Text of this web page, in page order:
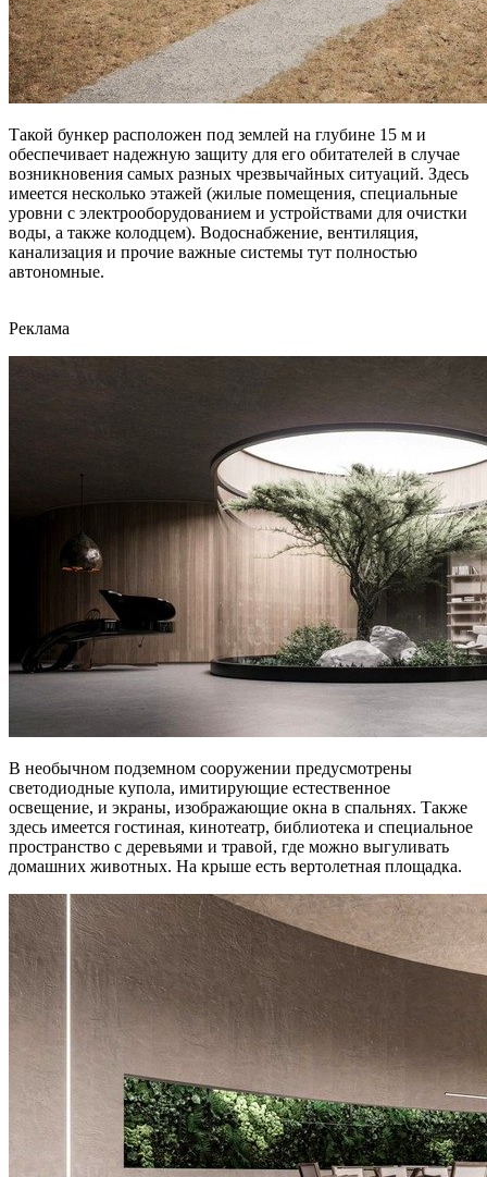
Такой бункер расположен под землей на глубине 15 м и
обеспечивает надежную защиту для его обитателей в случае
возникновения самых разных чрезвычайных ситуаций. Здесь
имеется несколько этажей (жилые помещения, специальные
уровни с электрооборудованием и устройствами для очистки
воды, а также колодцем). Водоснабжение, вентиляция,
канализация и прочие важные системы тут полностью
автономные.
Реклама
В необычном подземном сооружении предусмотрены
светодиодные купола, имитирующие естественное
освещение, и экраны, изображающие окна в спальнях. Также
здесь имеется гостиная, кинотеатр, библиотека и специальное
пространство с деревьями и травой, где можно выгуливать
домашних животных. На крыше есть вертолетная площадка.